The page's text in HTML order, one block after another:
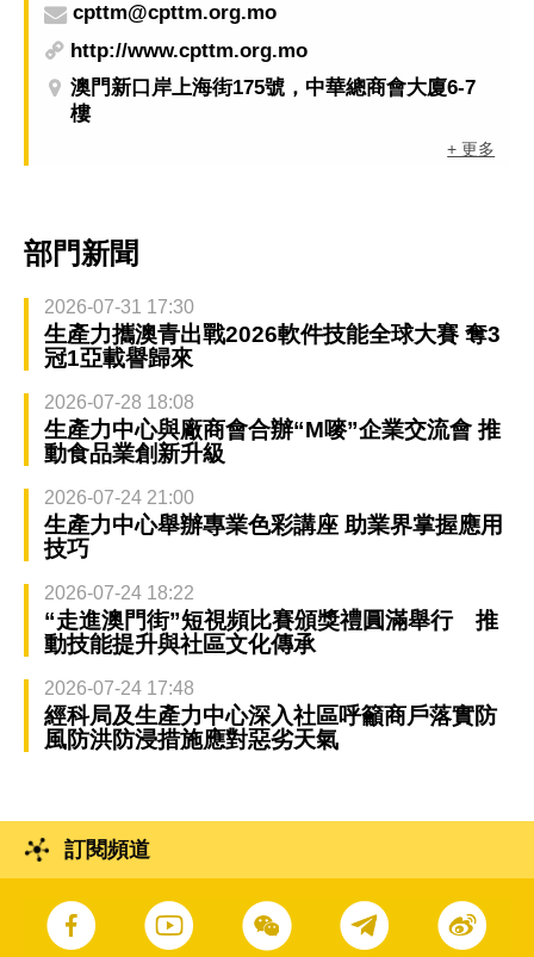
cpttm@cpttm.org.mo
http://www.cpttm.org.mo
澳門新口岸上海街175號，中華總商會大廈6-7
樓
+ 更多
部門新聞
2026-07-31 17:30
生產力攜澳青出戰2026軟件技能全球大賽 奪3
冠1亞載譽歸來
2026-07-28 18:08
生產力中心與廠商會合辦“M嘜”企業交流會 推
動食品業創新升級
2026-07-24 21:00
生產力中心舉辦專業色彩講座 助業界掌握應用
技巧
2026-07-24 18:22
“走進澳門街”短視頻比賽頒獎禮圓滿舉行 推
動技能提升與社區文化傳承
2026-07-24 17:48
經科局及生產力中心深入社區呼籲商戶落實防
風防洪防浸措施應對惡劣天氣
訂閱頻道